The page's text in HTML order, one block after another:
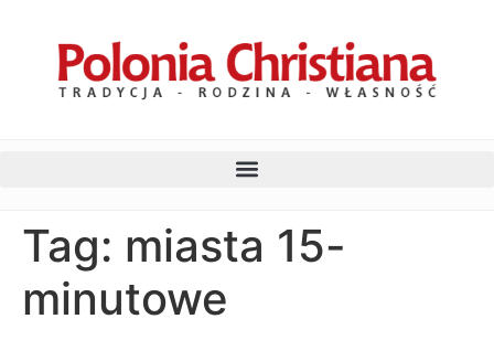
Tag: miasta 15-
minutowe